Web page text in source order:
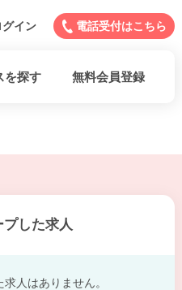
グイン 電話受付はこちら
を探す 無料会員登録
プした求人
人はありません。